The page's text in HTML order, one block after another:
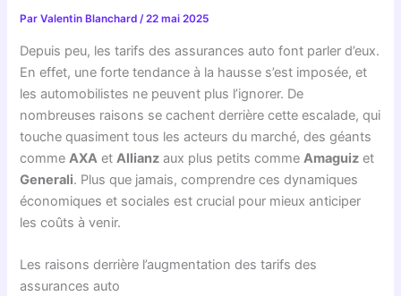
ParValentin Blanchard/22 mai 2025
Depuis peu, les tarifs des assurances auto font parler d’eux.
En effet, une forte tendance à la hausse s’est imposée, et
les automobilistes ne peuvent plus l’ignorer. De
nombreuses raisons se cachent derrière cette escalade, qui
touche quasiment tous les acteurs du marché, des géants
commeAXA etAllianz aux plus petits commeAmaguiz et
Generali. Plus que jamais, comprendre ces dynamiques
économiques et sociales est crucial pour mieux anticiper
les coûts à venir.
Les raisons derrière l’augmentation des tarifs des
assurances auto